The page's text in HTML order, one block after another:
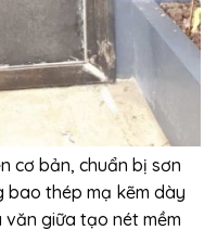
cơ bản, chuẩn bị sơn
bao thép mạ kẽm dày
văn giữa tạo nét mềm